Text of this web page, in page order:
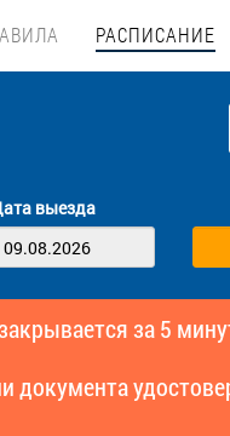
РАСПИСАНИЕ
выезда
за 5
документа